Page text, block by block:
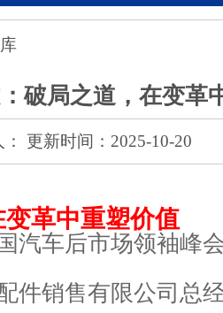
破局之道，在变革
更新时间：2025-10-20
革中重塑价值
车后市场领袖峰
件销售有限公司总